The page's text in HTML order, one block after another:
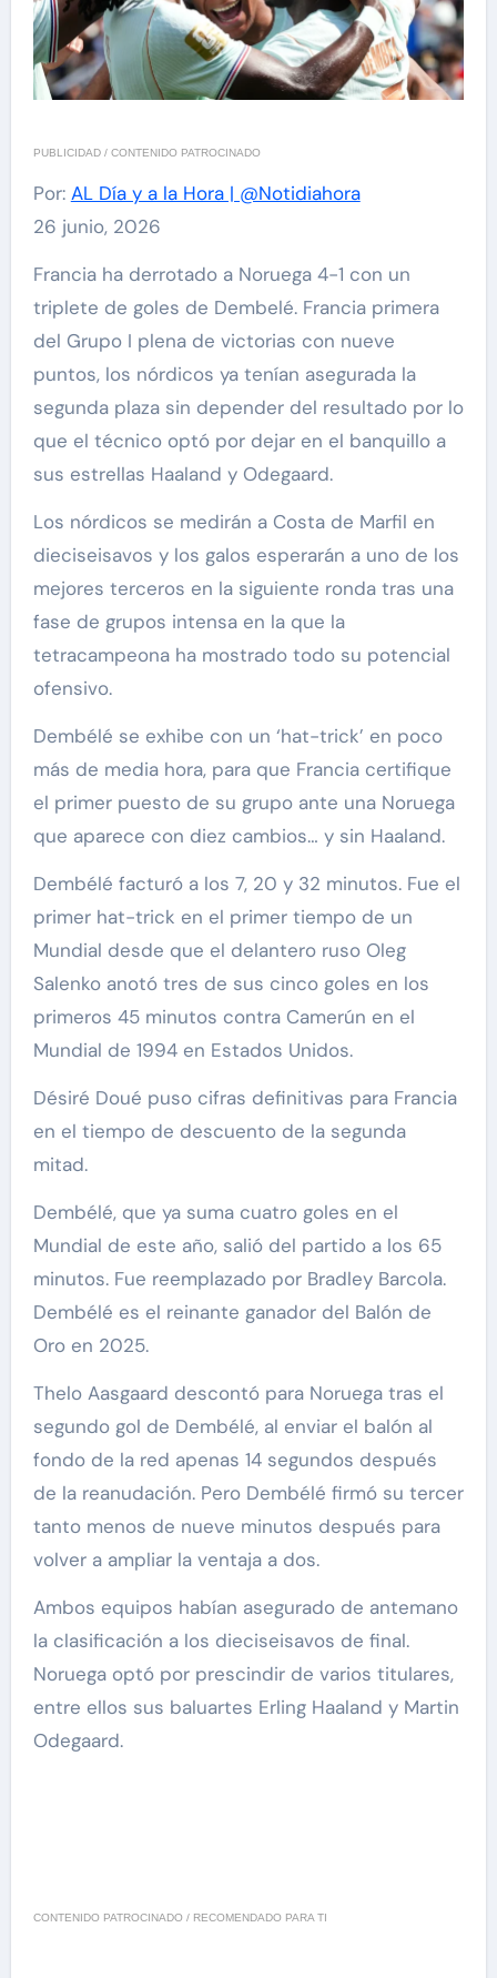
PUBLICIDAD / CONTENIDO PATROCINADO
Por: AL Día y a la Hora | @Notidiahora
26 junio, 2026
Francia ha derrotado a Noruega 4-1 con un
triplete de goles de Dembelé. Francia primera
del Grupo I plena de victorias con nueve
puntos, los nórdicos ya tenían asegurada la
segunda plaza sin depender del resultado por lo
que el técnico optó por dejar en el banquillo a
sus estrellas Haaland y Odegaard.
Los nórdicos se medirán a Costa de Marfil en
dieciseisavos y los galos esperarán a uno de los
mejores terceros en la siguiente ronda tras una
fase de grupos intensa en la que la
tetracampeona ha mostrado todo su potencial
ofensivo.
Dembélé se exhibe con un ‘hat-trick’ en poco
más de media hora, para que Francia certifique
el primer puesto de su grupo ante una Noruega
que aparece con diez cambios… y sin Haaland.
Dembélé facturó a los 7, 20 y 32 minutos. Fue el
primer hat-trick en el primer tiempo de un
Mundial desde que el delantero ruso Oleg
Salenko anotó tres de sus cinco goles en los
primeros 45 minutos contra Camerún en el
Mundial de 1994 en Estados Unidos.
Désiré Doué puso cifras definitivas para Francia
en el tiempo de descuento de la segunda
mitad.
Dembélé, que ya suma cuatro goles en el
Mundial de este año, salió del partido a los 65
minutos. Fue reemplazado por Bradley Barcola.
Dembélé es el reinante ganador del Balón de
Oro en 2025.
Thelo Aasgaard descontó para Noruega tras el
segundo gol de Dembélé, al enviar el balón al
fondo de la red apenas 14 segundos después
de la reanudación. Pero Dembélé firmó su tercer
tanto menos de nueve minutos después para
volver a ampliar la ventaja a dos.
Ambos equipos habían asegurado de antemano
la clasificación a los dieciseisavos de final.
Noruega optó por prescindir de varios titulares,
entre ellos sus baluartes Erling Haaland y Martin
Odegaard.
CONTENIDO PATROCINADO / RECOMENDADO PARA TI